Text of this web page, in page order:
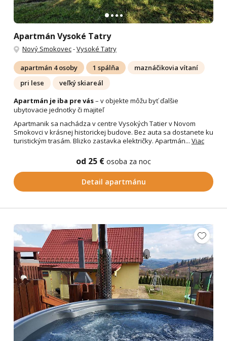
Apartmán Vysoké Tatry
Nový Smokovec-Vysoké Tatry
apartmán 4 osoby 1 spálňa
maznáčikovia vítaní
pri lese
veľký skiareál
Apartmán je iba pre vás– v objekte môžu byť ďalšie
ubytovacie jednotky či majiteľ
Apartmanik sa nachádza v centre Vysokých Tatier v Novom
Smokovci v krásnej historickej budove. Bez auta sa dostanete ku
turistickým trasám. Blizko zastavka električky. Apartmán... Viac
od 25 € osoba za noc
Detail apartmánu